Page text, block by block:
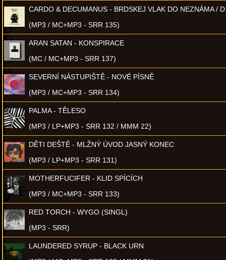
CARDO & DECUMANUS - BRDSKEJ VLAK DO NEZNÁMA /
(MP3 / MC+MP3 - SRR 135)
ARAN SATAN - KONSPIRACE
(MC / MC+MP3 - SRR 137)
SEVERNÍ NÁSTUPIŠTĚ - NOVÉ PÍSNĚ
(MP3 / MC+MP3 - SRR 134)
PALMA - TĚLESO
(MP3 / LP+MP3 - SRR 132 / MMM 22)
DĚTI DEŠTĚ - MLŽNÝ ÚVOD JASNÝ KONEC
(MP3 / LP+MP3 - SRR 131)
MOTHERFUCIFER - KLID SPÍCÍCH
(MP3 / MC+MP3 - SRR 133)
RED TORCH - WYGO (SINGL)
(MP3 - SRR)
LAUNDERED SYRUP - BLACK URN